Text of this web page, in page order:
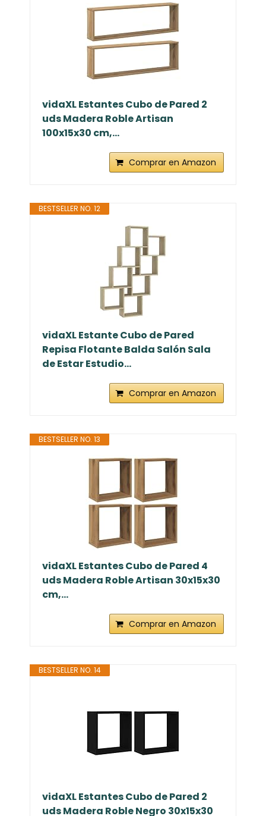
vidaXL Estantes Cubo de Pared 2
uds Madera Roble Artisan
100x15x30 cm,...
Comprar en Amazon
BESTSELLER NO. 12
vidaXL Estante Cubo de Pared
Repisa Flotante Balda Salón Sala
de Estar Estudio...
Comprar en Amazon
BESTSELLER NO. 13
vidaXL Estantes Cubo de Pared 4
uds Madera Roble Artisan 30x15x30
cm,...
Comprar en Amazon
BESTSELLER NO. 14
vidaXL Estantes Cubo de Pared 2
uds Madera Roble Negro 30x15x30